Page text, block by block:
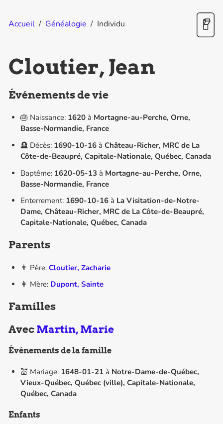
Accueil / Généalogie / Individu
Cloutier, Jean
Événements de vie
🎂 Naissance: 1620à Mortagne-au-Perche, Orne,
Basse-Normandie, France
🪦 Décès: 1690-10-16à Château-Richer, MRC de La
Côte-de-Beaupré, Capitale-Nationale, Québec, Canada
Baptême: 1620-05-13 à Mortagne-au-Perche, Orne,
Basse-Normandie, France
Enterrement: 1690-10-16à La Visitation-de-Notre-
Dame, Château-Richer, MRC de La Côte-de-Beaupré,
Capitale-Nationale, Québec, Canada
Parents
👨 Père: Cloutier, Zacharie
👩 Mère: Dupont, Sainte
Familles
Avec Martin, Marie
Événements de la famille
💒 Mariage: 1648-01-21à Notre-Dame-de-Québec,
Vieux-Québec, Québec (ville), Capitale-Nationale,
Québec, Canada
Enfants